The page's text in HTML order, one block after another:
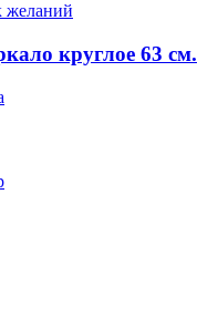
желаний
круглое 63 см.